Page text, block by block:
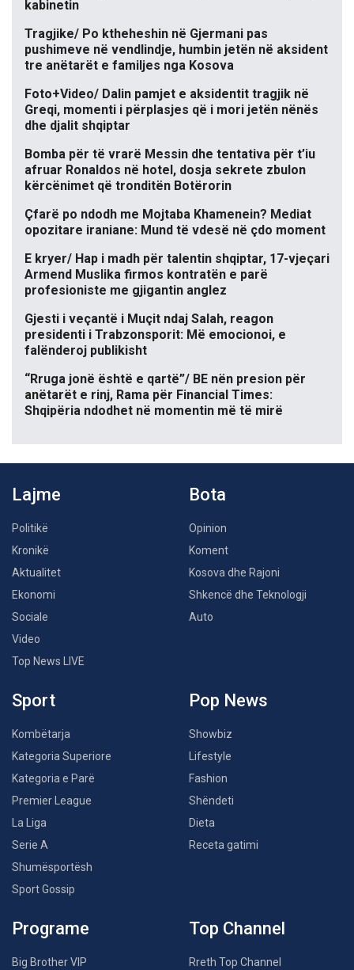
kabinetin
Tragjike/ Po ktheheshin në Gjermani pas
pushimeve në vendlindje, humbin jetën në aksident
tre anëtarët e familjes nga Kosova
Foto+Video/ Dalin pamjet e aksidentit tragjik në
Greqi, momenti i përplasjes që i mori jetën nënës
dhe djalit shqiptar
Bomba për të vrarë Messin dhe tentativa për t’iu
afruar Ronaldos në hotel, dosja sekrete zbulon
kërcënimet që tronditën Botërorin
Çfarë po ndodh me Mojtaba Khamenein? Mediat
opozitare iraniane: Mund të vdesë në çdo moment
E kryer/ Hap i madh për talentin shqiptar, 17-vjeçari
Armend Muslika firmos kontratën e parë
profesioniste me gjigantin anglez
Gjesti i veçantë i Muçit ndaj Salah, reagon
presidenti i Trabzonsporit: Më emocionoi, e
falënderoj publikisht
“Rruga jonë është e qartë”/ BE nën presion për
anëtarët e rinj, Rama për Financial Times:
Shqipëria ndodhet në momentin më të mirë
Lajme
Politikë
Kronikë
Aktualitet
Ekonomi
Sociale
Video
Top News LIVE
Bota
Opinion
Koment
Kosova dhe Rajoni
Shkencë dhe Teknologji
Auto
Sport
Kombëtarja
Kategoria Superiore
Kategoria e Parë
Premier League
La Liga
Serie A
Shumësportësh
Sport Gossip
Pop News
Showbiz
Lifestyle
Fashion
Shëndeti
Dieta
Receta gatimi
Programe
Big Brother VIP
Top Channel
Rreth Top Channel